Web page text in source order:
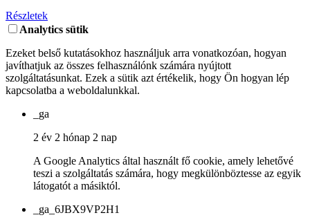
Részletek
Analytics sütik
Ezeket belső kutatásokhoz használjuk arra vonatkozóan, hogyan
javíthatjuk az összes felhasználónk számára nyújtott
szolgáltatásunkat. Ezek a sütik azt értékelik, hogy Ön hogyan lép
kapcsolatba a weboldalunkkal.
_ga
2 év 2 hónap 2 nap
A Google Analytics által használt fő cookie, amely lehetővé
teszi a szolgáltatás számára, hogy megkülönböztesse az egyik
látogatót a másiktól.
_ga_6JBX9VP2H1